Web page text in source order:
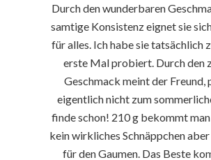
Durch den wunderbaren
samtige Konsistenz eignet sie
für alles. Ich habe sie tatsächlich
erste Mal probiert. Durch den
Geschmack meint der Freund,
eigentlich nicht zum
finde schon! 210 g bekommt
kein wirkliches Schnäppchen aber
für den Gaumen. Das Beste